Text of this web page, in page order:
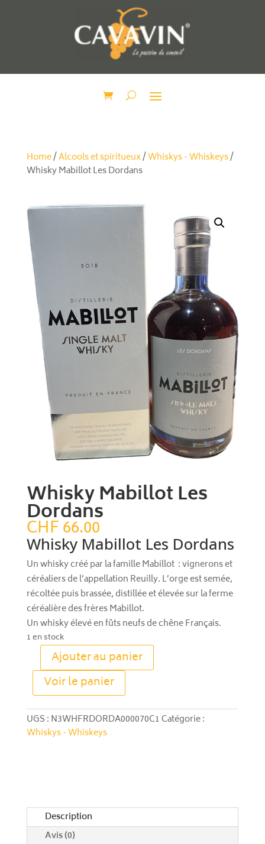
Home/Alcools et spiritueux/Whiskys - Whiskeys/
Whisky Mabillot Les Dordans
Whisky Mabillot Les
Dordans
CHF66.00
Whisky Mabillot Les Dordans
Un whisky créé par la famille Mabillot : vignerons et
céréaliers de l’appellation Reuilly. L’orge est semée,
récoltée puis brassée, distillée et élevée sur la ferme
céréalière des frères Mabillot.
Un whisky élevé en fûts neufs de chêne Français.
1 en stock
quantité
Whisky
Les
Dordans
Ajouter au panier
Voir le panier
A
l
e
e
:
UGS : N3WHFRDORDA000070C1Catégorie :
Whiskys - Whiskeys
Description
Avis (0)